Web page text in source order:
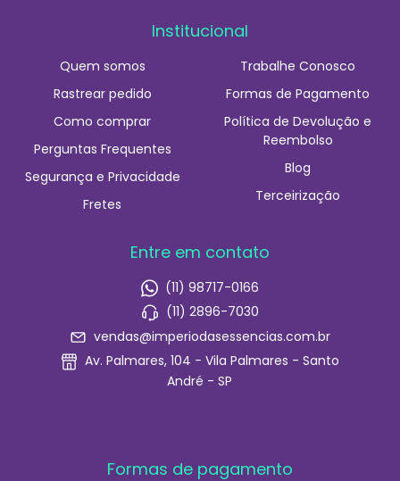
Institucional
Quem somos
Rastrear pedido
Como comprar
Perguntas Frequentes
Segurança e Privacidade
Fretes
Trabalhe Conosco
Formas de Pagamento
Política de Devolução e
Reembolso
Blog
Terceirização
Entre em contato
(11) 98717-0166
(11) 2896-7030
vendas@imperiodasessencias.com.br
Av. Palmares, 104 - Vila Palmares - Santo
André - SP
Formas de pagamento